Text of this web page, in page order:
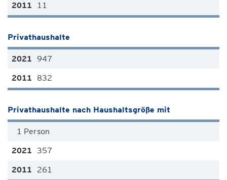
11
Privathaushalte
947
832
Privathaushalte nach Haushaltsgröße mit
1 Person
357
261